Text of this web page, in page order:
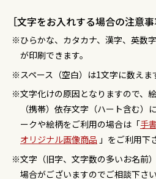
［文字をお入れする場合の注意事
ひらかな、カタカナ、漢字、英数
が印刷できます。
スペース（空白）は1文字に数えま
文字化けの原因となりますので、
（携帯）依存文字（ハート含む）
ークや絵柄をご利用の場合は「手
オリジナル画像商品 」をご利用下
文字（旧字、文字数の多いお名前
場合がございますのでご相談下さ